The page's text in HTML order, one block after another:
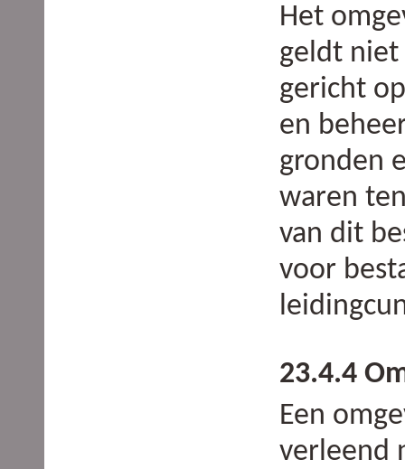
Het
geldt
gericht
en
gronden
waren
van dit
voor
23.4.4
Een
verleend